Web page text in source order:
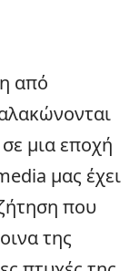
από
μια εποχή
μας έχει
που
της